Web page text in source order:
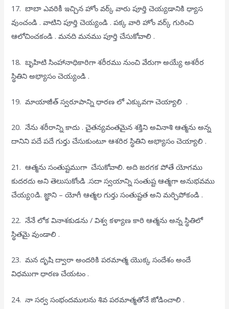
17. బాబా ఎవరికీ ఇచ్చిన హోం వర్క్ వారు పూర్తి చెయ్యడానికి ధ్యాస
వుంచండి . వాటిని పూర్తి చెయ్యండి . పక్క వారి హోం వర్క్ గురించి
ఆలోచించకండి . మనది మనము పూర్తి చేసుకోవాలి .
18. బృహిటి సింహానాధికారిగా శరీరము నుంచి వేరుగా అయ్యే అశరీర
స్థితిని అభ్యాసం చెయ్యండి .
19. మాయాజీత్ స్వరూపాన్ని ధారణ లో ఎక్కువగా చెయ్యాలి .
20. నేను శరీరాన్ని కాదు . చైతన్యవంతమైన శక్తిని అవినాశి ఆత్మను అన్న
దానిని పదే పదే గుర్తు చేసుకుంటూ ఆశరిర స్థితిని అభ్యాసం చెయ్యాలి .
21. ఆత్మను సంతుష్టముగా చేసుకోవాలి. అది జరగక పోతే యోగము
కుదరదు అని తెలుసుకోండి .సదా స్వయాన్ని సంతుష్ట ఆత్మగా అనుభవము
చేయ్యoడి. జ్ఞాని – యోగీ ఆత్మల గుర్తు సంతుష్టత అని మర్చిపోకండి .
22. నేనే లోక వినాశకుడను / విశ్వ కళ్యాణ కారి ఆత్మను అన్న స్థితిలో
స్థితమై వుండాలి .
23. మన దృషి ద్వారా అందరికి పరమాత్మ యొక్క సందేశం అందే
విధముగా ధారణ చేయటం .
24. నా సర్వ సంభందములను శివ పరమాత్మతోనే జోడించాలి .